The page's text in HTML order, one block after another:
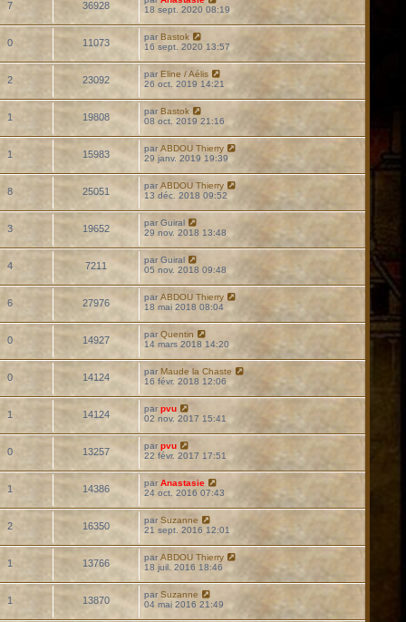
7 36928
18 sept. 2020 08:19
0 11073
par Bastok
16 sept. 2020 13:57
2 23092
par Eline / Aélis
26 oct. 2019 14:21
1 19808
par Bastok
08 oct. 2019 21:16
1 15983
par ABDOU Thierry
29 janv. 2019 19:39
8 25051
par ABDOU Thierry
13 déc. 2018 09:52
3 19652
par Guiral
29 nov. 2018 13:48
4 7211
par Guiral
05 nov. 2018 09:48
6 27976
par ABDOU Thierry
18 mai 2018 08:04
0 14927
par Quentin
14 mars 2018 14:20
0 14124
par Maude la Chaste
16 févr. 2018 12:06
1 14124
par pvu
02 nov. 2017 15:41
0 13257
par pvu
22 févr. 2017 17:51
1 14386
par Anastasie
24 oct. 2016 07:43
2 16350
par Suzanne
21 sept. 2016 12:01
1 13766
par ABDOU Thierry
18 juil. 2016 18:46
1 13870
par Suzanne
04 mai 2016 21:49